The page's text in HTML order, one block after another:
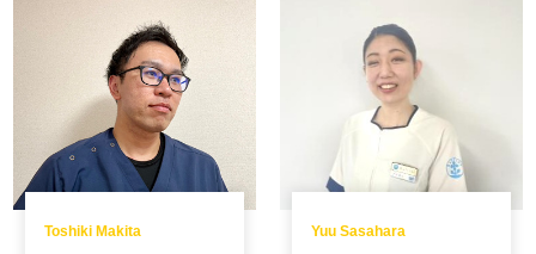
Toshiki Makita Yuu Sasahara